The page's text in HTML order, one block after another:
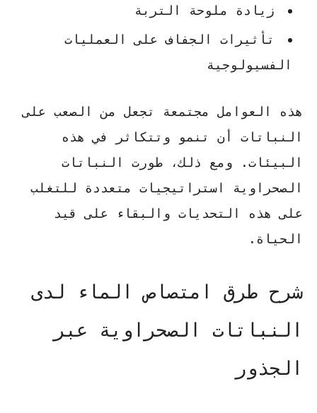
زيادة ملوحة التربة
تأثيرات الجفاف على العمليات
الفسيولوجية
هذه العوامل مجتمعة تجعل من الصعب على
النباتات أن تنمو وتتكاثر في هذه
البيئات. ومع ذلك، طورت
النباتات
الصحراوية استراتيجيات متعددة للتغلب
على هذه التحديات والبقاء على قيد
الحياة.
شرح طرق امتصاص الماء لدى
النباتات الصحراوية عبر
الجذور